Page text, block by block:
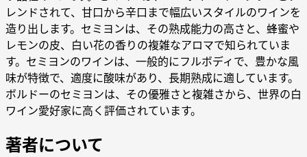
レンドされて、甘口から辛口まで幅広いスタイルのワインを
造り出します。セミヨンは、その熟成能力の高さと、蜂蜜や
レモンの皮、白い花の香りの複雑なアロマで知られていま
す。セミヨンのワインは、一般的にフルボディで、豊かな風
味が特徴で、適度に酸味があり、長期熟成に適しています。
ボルドーのセミヨンは、その優雅さと複雑さから、世界の白
ワイン愛好家に高く評価されています。
著者について